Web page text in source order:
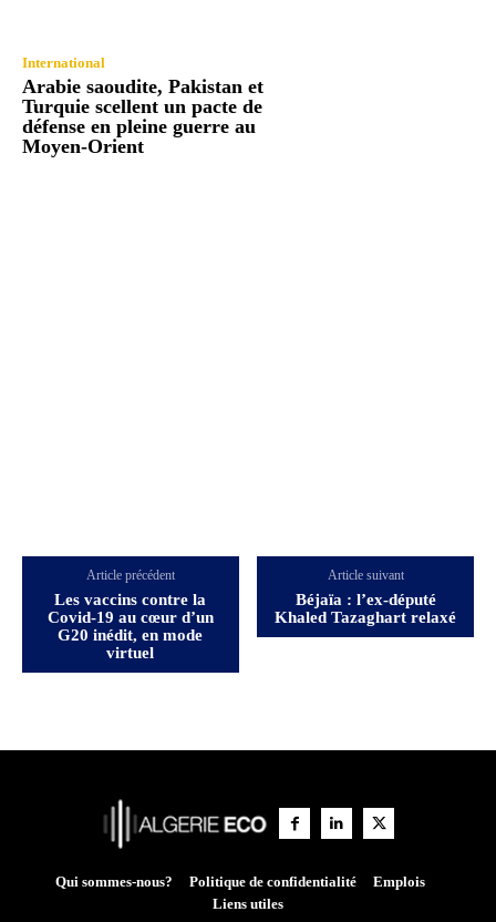
International
Arabie saoudite, Pakistan et
Turquie scellent un pacte de
défense en pleine guerre au
Moyen-Orient
Article précédent
Les vaccins contre la
Covid-19 au cœur d’un
G20 inédit, en mode
virtuel
Article suivant
Béjaïa : l’ex-député
Khaled Tazaghart relaxé
Qui sommes-nous? Politique de confidentialité
Emplois
Liens utiles